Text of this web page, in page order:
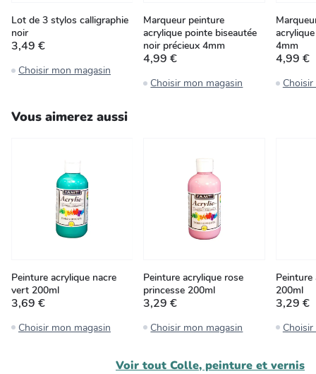
Lot de 3 stylos calligraphie
noir
3,49 €
Choisir mon magasin
Marqueur peinture
acrylique pointe biseautée
noir précieux 4mm
4,99 €
Choisir mon magasin
4mm
4,99 €
Vous aimerez aussi
Peinture acrylique nacre
vert 200ml
3,69 €
Choisir mon magasin
Peinture acrylique rose
princesse 200ml
3,29 €
Choisir mon magasin
Peinture
200ml
3,29 €
Voir tout Colle, peinture et vernis